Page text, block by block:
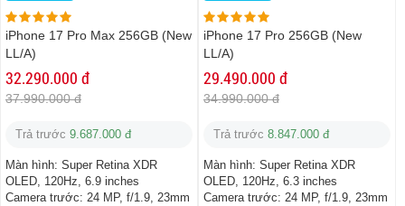
iPhone 17 Pro Max 256GB (New
LL/A)
32.290.000 đ
37.990.000 đ
Trả trước 9.687.000 đ
Màn hình: Super Retina XDR
OLED, 120Hz, 6.9 inches
Camera trước: 24 MP, f/1.9, 23mm
iPhone 17 Pro 256GB (New
LL/A)
29.490.000 đ
34.990.000 đ
Trả trước 8.847.000 đ
Màn hình: Super Retina XDR
OLED, 120Hz, 6.3 inches
Camera trước: 24 MP, f/1.9, 23mm